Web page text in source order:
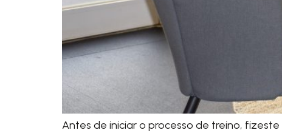
Antes de iniciar o processo de treino,